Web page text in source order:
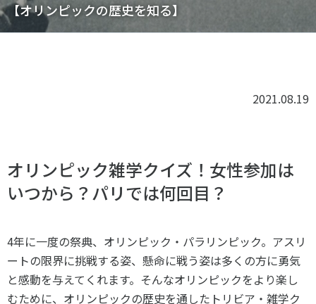
社会づくり
お問い合わせ・お申し込み
＃障害者スポーツ ＃スポーツ基本計画
スポーツ白書
政策提言
障害者スポーツ
スポーツによるまちづくり
スポーツ・ガバナンス
【オリンピックの歴史を知る】
2021.08.19
オリンピック雑学クイズ！女性参加は
いつから？パリでは何回目？
4年に一度の祭典、オリンピック・パラリンピック。アスリ
ートの限界に挑戦する姿、懸命に戦う姿は多くの方に勇気
と感動を与えてくれます。そんなオリンピックをより楽し
むために、オリンピックの歴史を通したトリビア・雑学ク